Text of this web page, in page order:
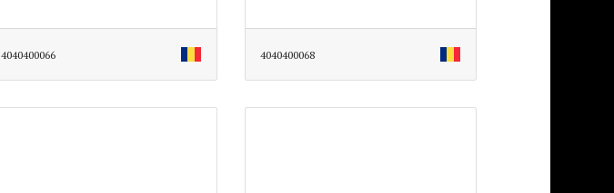
4040400066 4040400068